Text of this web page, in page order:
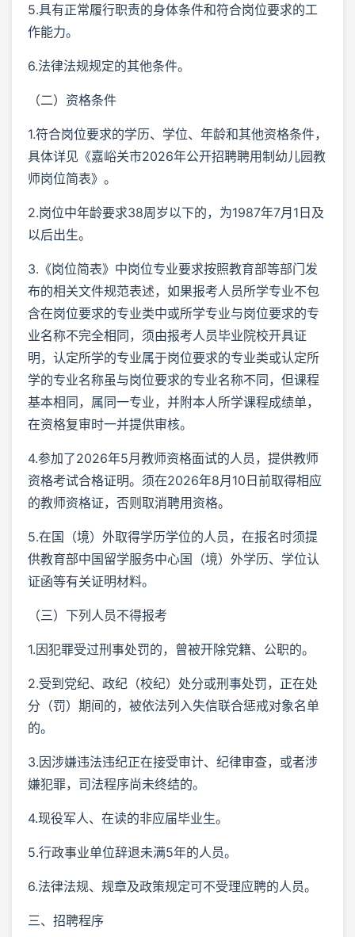
5.具有正常履行职责的身体条件和符合岗位要求的工
作能力。
6.法律法规规定的其他条件。
（二）资格条件
1.符合岗位要求的学历、学位、年龄和其他资格条件，
具体详见《嘉峪关市2026年公开招聘聘用制幼儿园教
师岗位简表》。
2.岗位中年龄要求38周岁以下的，为1987年7月1日及
以后出生。
3.《岗位简表》中岗位专业要求按照教育部等部门发
布的相关文件规范表述，如果报考人员所学专业不包
含在岗位要求的专业类中或所学专业与岗位要求的专
业名称不完全相同，须由报考人员毕业院校开具证
明，认定所学的专业属于岗位要求的专业类或认定所
学的专业名称虽与岗位要求的专业名称不同，但课程
基本相同，属同一专业，并附本人所学课程成绩单，
在资格复审时一并提供审核。
4.参加了2026年5月教师资格面试的人员，提供教师
资格考试合格证明。须在2026年8月10日前取得相应
的教师资格证，否则取消聘用资格。
5.在国（境）外取得学历学位的人员，在报名时须提
供教育部中国留学服务中心国（境）外学历、学位认
证函等有关证明材料。
（三）下列人员不得报考
1.因犯罪受过刑事处罚的，曾被开除党籍、公职的。
2.受到党纪、政纪（校纪）处分或刑事处罚，正在处
分（罚）期间的，被依法列入失信联合惩戒对象名单
的。
3.因涉嫌违法违纪正在接受审计、纪律审查，或者涉
嫌犯罪，司法程序尚未终结的。
4.现役军人、在读的非应届毕业生。
5.行政事业单位辞退未满5年的人员。
6.法律法规、规章及政策规定可不受理应聘的人员。
三、招聘程序